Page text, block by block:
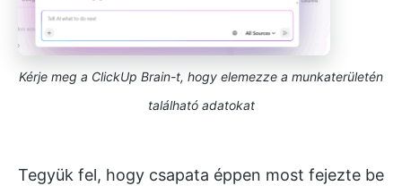
Kérje meg a ClickUp Brain-t, hogy elemezze a munkaterületén
található adatokat
Tegyük fel, hogy csapata éppen most fejezte be